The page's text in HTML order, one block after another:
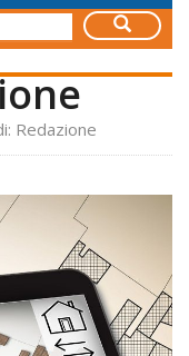
Redazione